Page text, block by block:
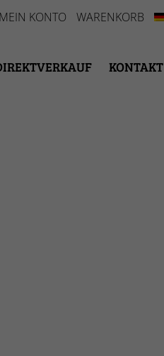
MEIN KONTO WARENKORB
KONTAKT